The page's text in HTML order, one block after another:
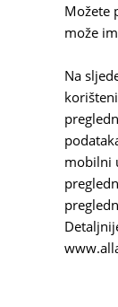
Možete
može
Na
mobilni